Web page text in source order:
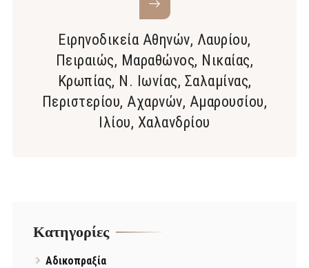
Ειρηνοδικεία Αθηνών, Λαυρίου,
Πειραιώς, Μαραθώνος, Νικαίας,
Κρωπίας, Ν. Ιωνίας, Σαλαμίνας,
Περιστερίου, Αχαρνών, Αμαρουσίου,
Ιλίου, Χαλανδρίου
Kατηγορίες
Αδικοπραξία